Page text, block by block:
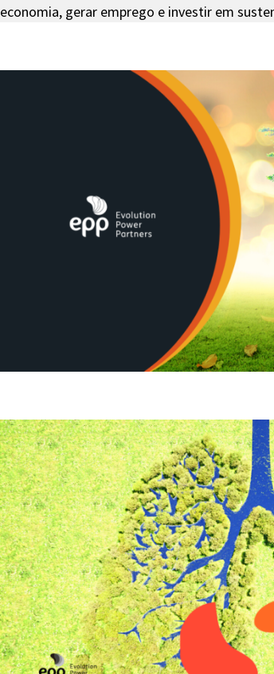
economia, gerar emprego e investir em